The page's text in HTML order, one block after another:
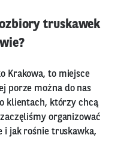
truskawek
Krakowa, to miejsce
porze można do nas
klientach, którzy chcą
organizować
i jak rośnie truskawka,